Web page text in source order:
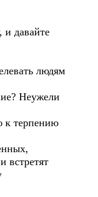
и давайте
людям
Неужели
к терпению
встретят